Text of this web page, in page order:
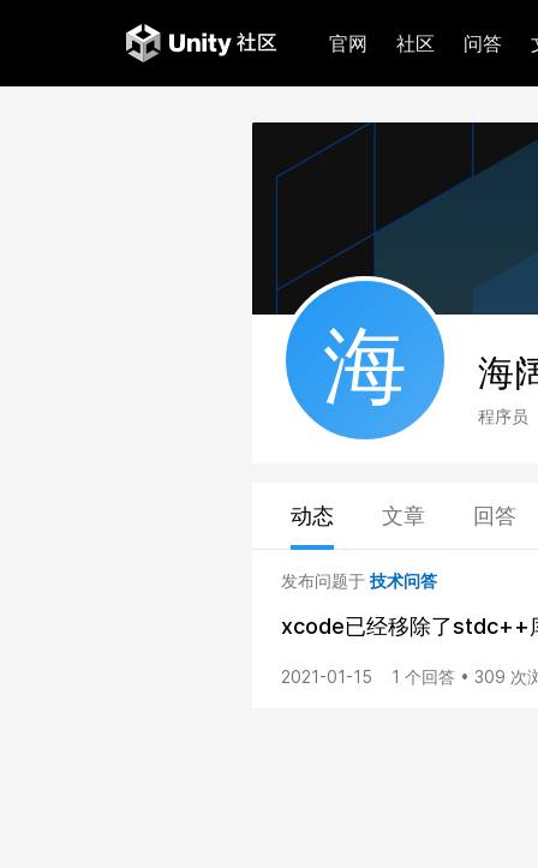
官网 社区 问答
海 海
程序员
动态 文章 回答
发布问题于 技术问答
xcode已经移除了stdc++
2021-01-15 1 个回答 • 309 次